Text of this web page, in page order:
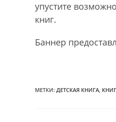
упустите
книг.
Баннер
МЕТКИ: ДЕТСКАЯ КНИГА,